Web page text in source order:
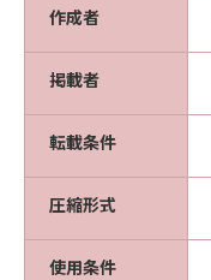
作成者
掲載者
転載条件
圧縮形式
使用条件